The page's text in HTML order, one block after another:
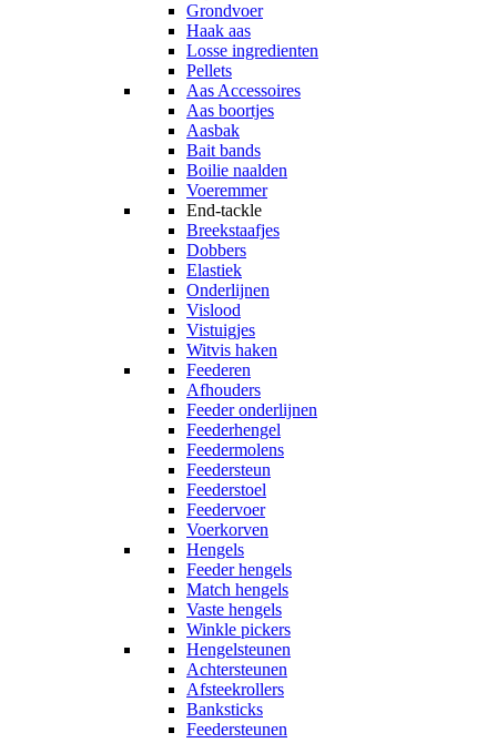
Grondvoer
Haak aas
Losse ingredienten
Pellets
Aas Accessoires
Aas boortjes
Aasbak
Bait bands
Boilie naalden
Voeremmer
End-tackle
Breekstaafjes
Dobbers
Elastiek
Onderlijnen
Vislood
Vistuigjes
Witvis haken
Feederen
Afhouders
Feeder onderlijnen
Feederhengel
Feedermolens
Feedersteun
Feederstoel
Feedervoer
Voerkorven
Hengels
Feeder hengels
Match hengels
Vaste hengels
Winkle pickers
Hengelsteunen
Achtersteunen
Afsteekrollers
Banksticks
Feedersteunen